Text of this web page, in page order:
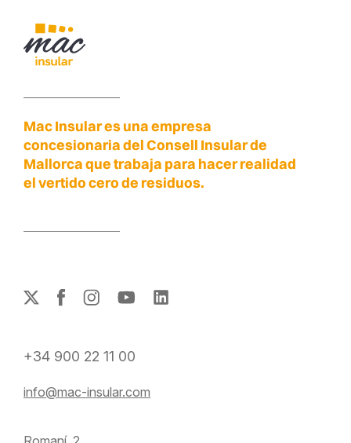
Mac Insular es una empresa
concesionaria del Consell Insular de
Mallorca que trabaja para hacer realidad
el vertido cero de residuos.
+34 900 22 11 00
info@mac-insular.com